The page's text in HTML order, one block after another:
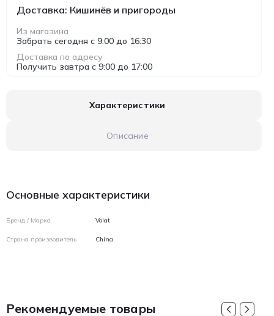
Доставка: Кишинёв и пригороды
Из магазина
Забрать сегодня с 9:00 до 16:30
Доставка по адресу
Получить завтра с 9:00 до 17:00
Характеристики
Описание
Основные характеристики
Бренд / Марка Volat
Страна производитель China
Рекомендуемые товары